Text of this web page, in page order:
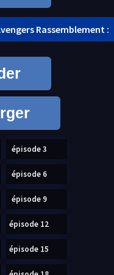
Rassemblement :
épisode 3
épisode 6
épisode 9
épisode 12
épisode 15